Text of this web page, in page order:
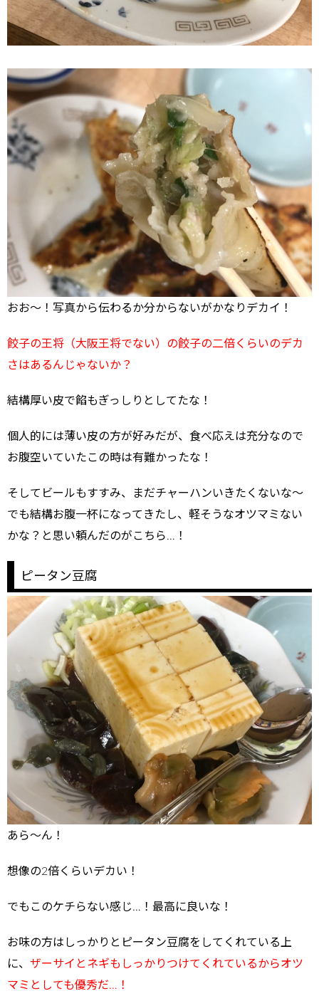
おお～！写真から伝わるか分からないがかなりデカイ！
餃子の王将（大阪王将でない）の餃子の二倍くらいのデカ
さはあるんじゃないか？
結構厚い皮で餡もぎっしりとしてたな！
個人的には薄い皮の方が好みだが、食べ応えは充分なので
お腹空いていたこの時は有難かったな！
そしてビールもすすみ、まだチャーハンいきたくないな～
でも結構お腹一杯になってきたし、軽そうなオツマミない
かな？と思い頼んだのがこちら…！
ピータン豆腐
あら～ん！
想像の2倍くらいデカい！
でもこのケチらない感じ…！最高に良いな！
お味の方はしっかりとピータン豆腐をしてくれている上
に、 ザーサイとネギもしっかりつけてくれているからオツ
マミとしても優秀だ…！